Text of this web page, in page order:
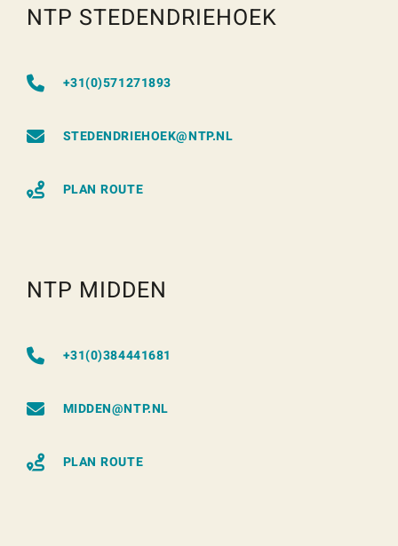
NTP STEDENDRIEHOEK
+31(0)571271893
STEDENDRIEHOEK@NTP.NL
PLAN ROUTE
NTP MIDDEN
+31(0)384441681
MIDDEN@NTP.NL
PLAN ROUTE